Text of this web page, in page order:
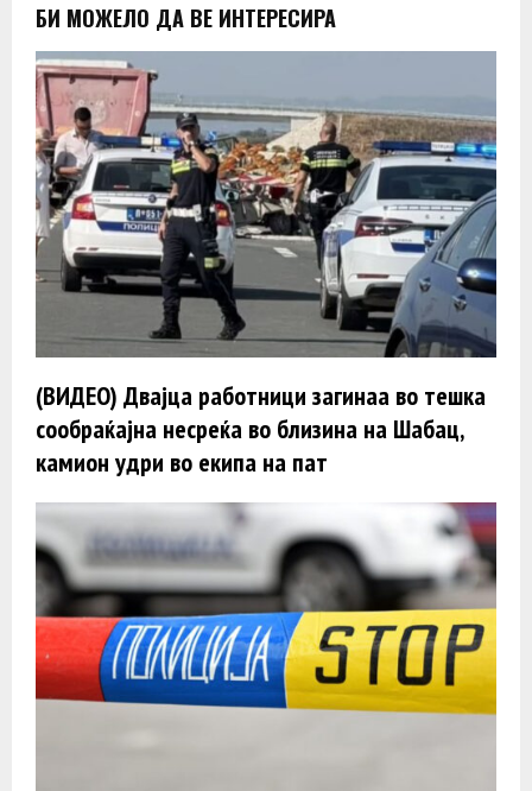
БИ МОЖЕЛО ДА ВЕ ИНТЕРЕСИРА
(ВИДЕО) Двајца работници загинаа во тешка
сообраќајна несреќа во близина на Шабац,
камион удри во екипа на пат